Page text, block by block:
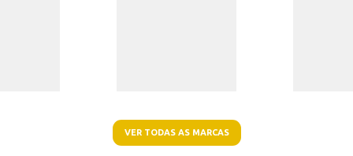
VER TODAS AS MARCAS